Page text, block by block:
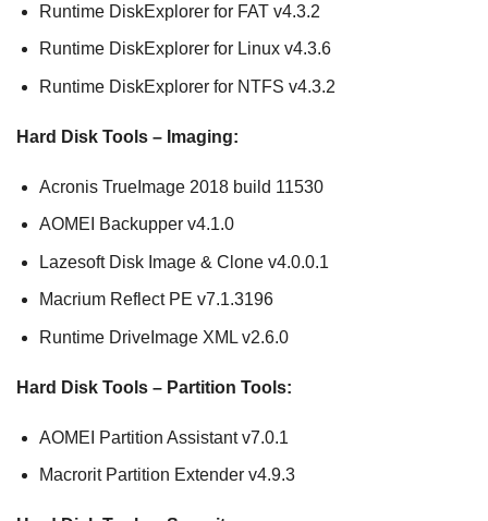
Runtime DiskExplorer for FAT v4.3.2
Runtime DiskExplorer for Linux v4.3.6
Runtime DiskExplorer for NTFS v4.3.2
Hard Disk Tools – Imaging:
Acronis TrueImage 2018 build 11530
AOMEI Backupper v4.1.0
Lazesoft Disk Image & Clone v4.0.0.1
Macrium Reflect PE v7.1.3196
Runtime DriveImage XML v2.6.0
Hard Disk Tools – Partition Tools:
AOMEI Partition Assistant v7.0.1
Macrorit Partition Extender v4.9.3